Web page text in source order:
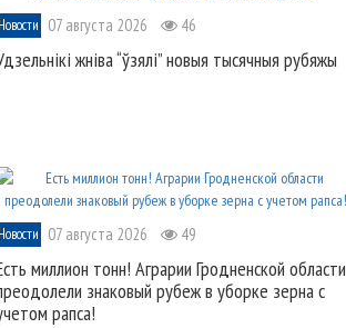
Новости 07 августа 2026 46
жніва “ўзялі” новыя тысячныя рубяжы
Новости 07 августа 2026 49
миллион тонн! Аграрии Гродненской области
знаковый рубеж в уборке зерна с
рапса!